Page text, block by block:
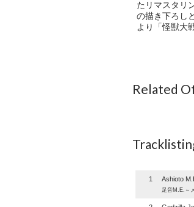
たリマスタリ
の描き下ろし
より「怪獣大
Related
1 Ashioto
足音M.E.～